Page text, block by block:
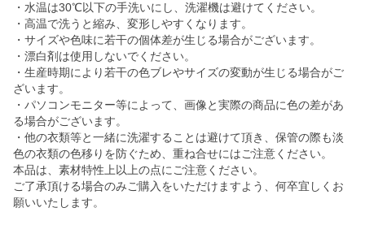
・水温は30℃以下の手洗いにし、洗濯機は避けてください。
・高温で洗うと縮み、変形しやすくなります。
・サイズや色味に若干の個体差が生じる場合がございます。
・漂白剤は使用しないでください。
・生産時期により若干の色ブレやサイズの変動が生じる場合がご
ざいます。
・パソコンモニター等によって、画像と実際の商品に色の差があ
る場合がございます。
・他の衣類等と一緒に洗濯することは避けて頂き、保管の際も淡
色の衣類の色移りを防ぐため、重ね合せにはご注意ください。
本品は、素材特性上以上の点にご注意ください。
ご了承頂ける場合のみご購入をいただけますよう、何卒宜しくお
願いいたします。